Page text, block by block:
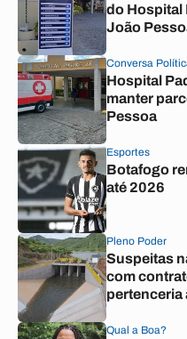
do Hospital
João
Conversa
Hospital
manter
Pessoa
Esportes
Botafogo
até 2026
Pleno Poder
Suspeitas
com
pertenceria
Qual a Boa?